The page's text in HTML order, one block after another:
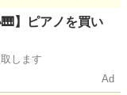
🎹】ピアノを買い
します
Ad